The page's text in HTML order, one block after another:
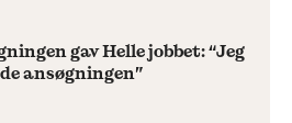
gav Helle jobbet: “Jeg
ansøgningen”